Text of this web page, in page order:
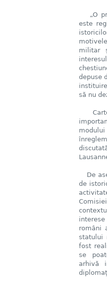
„O
este
militar
depuse
să nu
De
de
români
statului
fost
se
arhivă